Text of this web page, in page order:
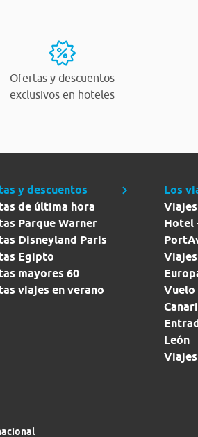
Ofertas y descuentos
exclusivos en hoteles
y descuentos
de última hora
Parque Warner
Disneyland Paris
Egipto
mayores 60
viajes en verano
Los
Hotel
Vuelo
León